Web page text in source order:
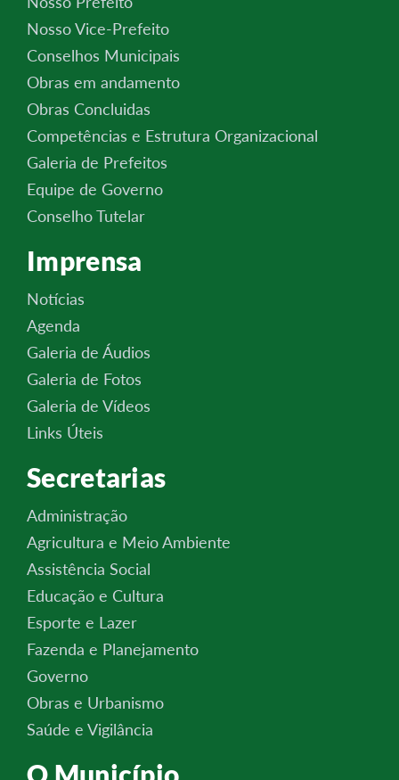
Nosso Vice-Prefeito
Conselhos Municipais
Obras em andamento
Obras Concluidas
Competências e Estrutura Organizacional
Galeria de Prefeitos
Equipe de Governo
Conselho Tutelar
Imprensa
Notícias
Agenda
Galeria de Áudios
Galeria de Fotos
Galeria de Vídeos
Links Úteis
Secretarias
Administração
Agricultura e Meio Ambiente
Assistência Social
Educação e Cultura
Esporte e Lazer
Fazenda e Planejamento
Governo
Obras e Urbanismo
Saúde e Vigilância